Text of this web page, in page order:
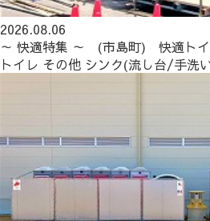
2026.08.06
～ 快適特集 ～ (市島町) 快適トイ
トイレ その他 シンク(流し台/手洗